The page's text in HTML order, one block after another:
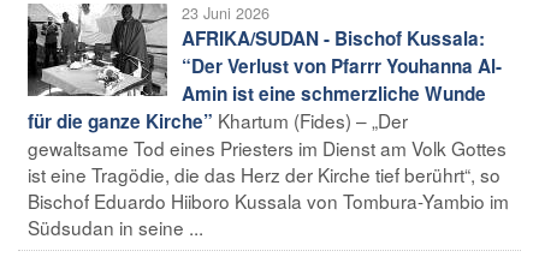
23 Juni 2026
AFRIKA/SUDAN - Bischof Kussala:
“Der Verlust von Pfarrr Youhanna Al-
Amin ist eine schmerzliche Wunde
für die ganze Kirche” Khartum (Fides) – „Der
gewaltsame Tod eines Priesters im Dienst am Volk Gottes
ist eine Tragödie, die das Herz der Kirche tief berührt“, so
Bischof Eduardo Hiiboro Kussala von Tombura-Yambio im
Südsudan in seine ...